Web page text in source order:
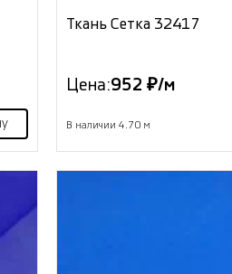
Ткань Сетка 32417
Цена:952 ₽/м
В наличии 4.70 м